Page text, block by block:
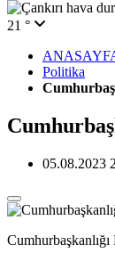
21 °
Politika
05.08.2023